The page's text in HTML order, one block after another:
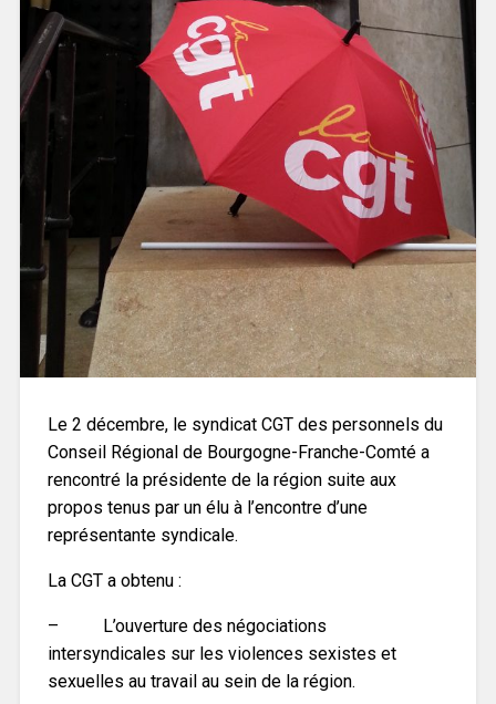
Le 2 décembre, le syndicat CGT des personnels du
Conseil Régional de Bourgogne-Franche-Comté a
rencontré la présidente de la région suite aux
propos tenus par un élu à l’encontre d’une
représentante syndicale.
La CGT a obtenu :
– L’ouverture des négociations
intersyndicales sur les violences sexistes et
sexuelles au travail au sein de la région.